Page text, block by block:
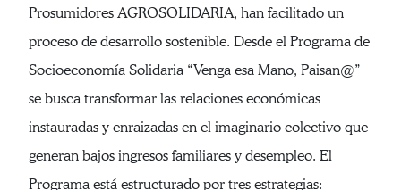
Prosumidores AGROSOLIDARIA, han facilitado un
proceso de desarrollo sostenible. Desde el Programa de
Socioeconomía Solidaria “Venga esa Mano, Paisan@”
se busca transformar las relaciones económicas
instauradas y enraizadas en el imaginario colectivo que
generan bajos ingresos familiares y desempleo. El
Programa está estructurado por tres estrategias: